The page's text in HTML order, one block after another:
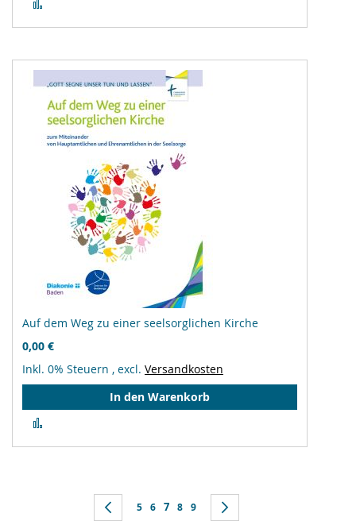
hinzufügen
Auf dem Weg zu einer seelsorglichen Kirche
0,00 €
Inkl. 0% Steuern , excl. Versandkosten
In den Warenkorb
hinzufügen
Seite
Seite
Zurück
Seite
5 Seite
6 Sie lesen gerade Seite
7 Seite
8 Seite
9